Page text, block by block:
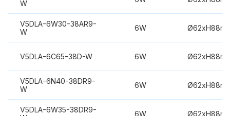
W
V5DLA-6W30-38AR9-
W
6W
V5DLA-6C65-38D-W 6W
V5DLA-6N40-38DR9-
W
6W
V5DLA-6W35-38DR9-
6W